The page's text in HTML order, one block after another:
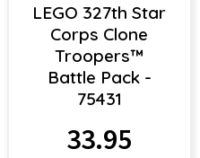
LEGO 327th Star
Corps Clone
Troopers™
Battle Pack -
75431
33.95